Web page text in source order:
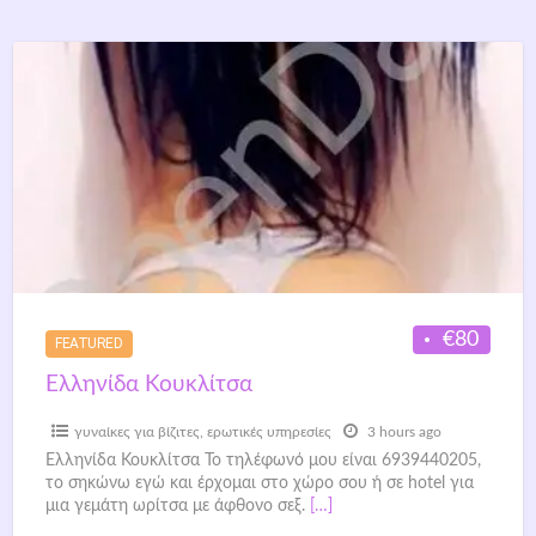
FEATURED
€80
Ελληνίδα Κουκλίτσα
γυναίκες για βίζιτες ερωτικές υπηρεσίες 3 hours ago
Ελληνίδα Κουκλίτσα Το τηλέφωνό μου είναι 6939440205,
το σηκώνω εγώ και έρχομαι στο χώρο σου ή σε hotel για
μια γεμάτη ωρίτσα με άφθονο σεξ.
[…]